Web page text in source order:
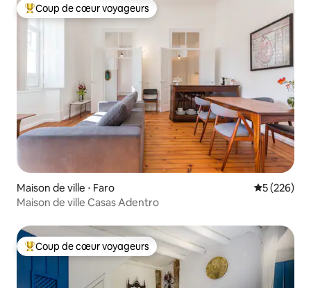
Coups de cœur voyageurs les plus appréciés
Coup de cœur voyageurs
Maison de ville ⋅ Faro Évaluation
5 (226)
Maison de ville Casas Adentro
Coups de cœur voyageurs les plus appréciés
Coup de cœur voyageurs